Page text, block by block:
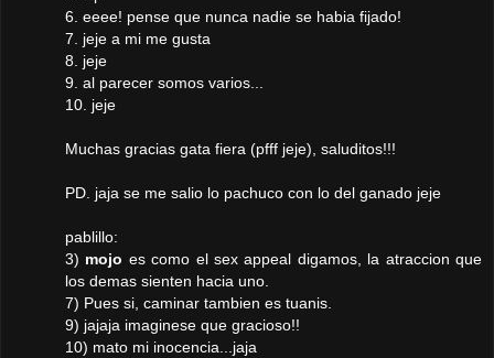
6. eeee! pense que nunca nadie se habia fijado!
7. jeje a mi me gusta
8. jeje
9. al parecer somos varios...
10. jeje
Muchas gracias gata fiera (pfff jeje), saluditos!!!
PD. jaja se me salio lo pachuco con lo del ganado jeje
pablillo:
3) mojo es como el sex appeal digamos, la atraccion que
los demas sienten hacia uno.
7) Pues si, caminar tambien es tuanis.
9) jajaja imaginese que gracioso!!
10) mato mi inocencia...jaja